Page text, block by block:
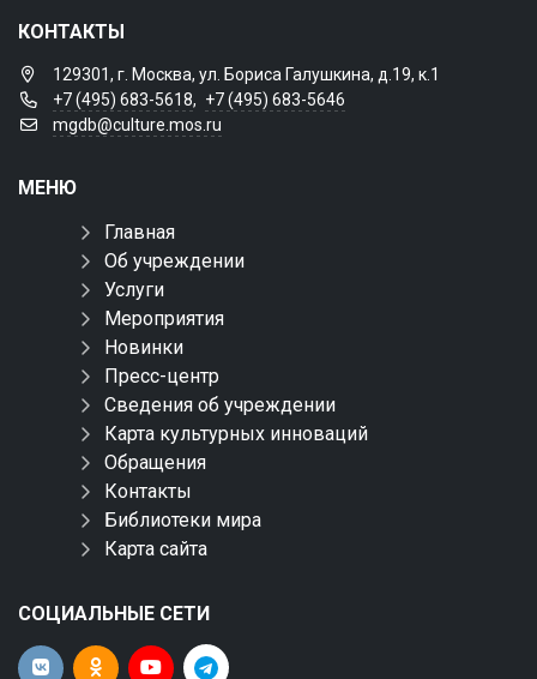
КОНТАКТЫ
129301, г. Москва, ул. Бориса Галушкина, д.19, к.1
+7 (495) 683-5618, +7 (495) 683-5646
mgdb@culture.mos.ru
МЕНЮ
Главная
Об учреждении
Услуги
Мероприятия
Новинки
Пресс-центр
Сведения об учреждении
Карта культурных инноваций
Обращения
Контакты
Библиотеки мира
Карта сайта
СОЦИАЛЬНЫЕ СЕТИ